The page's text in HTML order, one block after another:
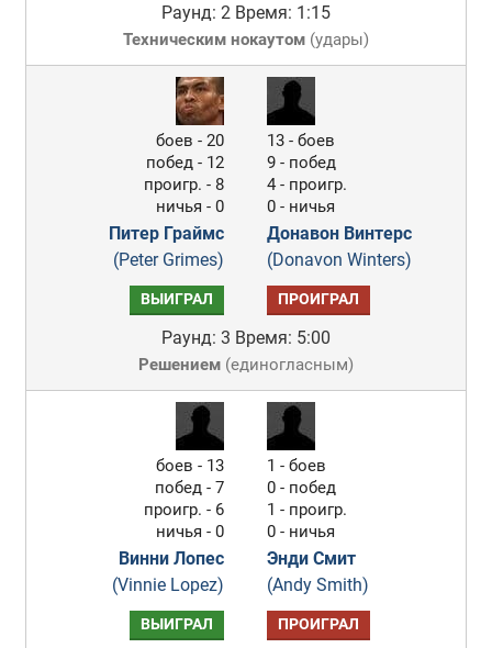
Раунд: 2 Время: 1:15
Техническим нокаутом(удары)
боев - 20
побед - 12
проигр. - 8
ничья - 0
Питер Граймс
(Peter Grimes)
13 - боев
9 - побед
4 - проигр.
0 - ничья
Донавон Винтерс
(Donavon Winters)
ВЫИГРАЛ ПРОИГРАЛ
Раунд: 3 Время: 5:00
Решением(единогласным)
боев - 13
побед - 7
проигр. - 6
ничья - 0
Винни Лопес
(Vinnie Lopez)
1 - боев
0 - побед
1 - проигр.
0 - ничья
Энди Смит
(Andy Smith)
ВЫИГРАЛ ПРОИГРАЛ